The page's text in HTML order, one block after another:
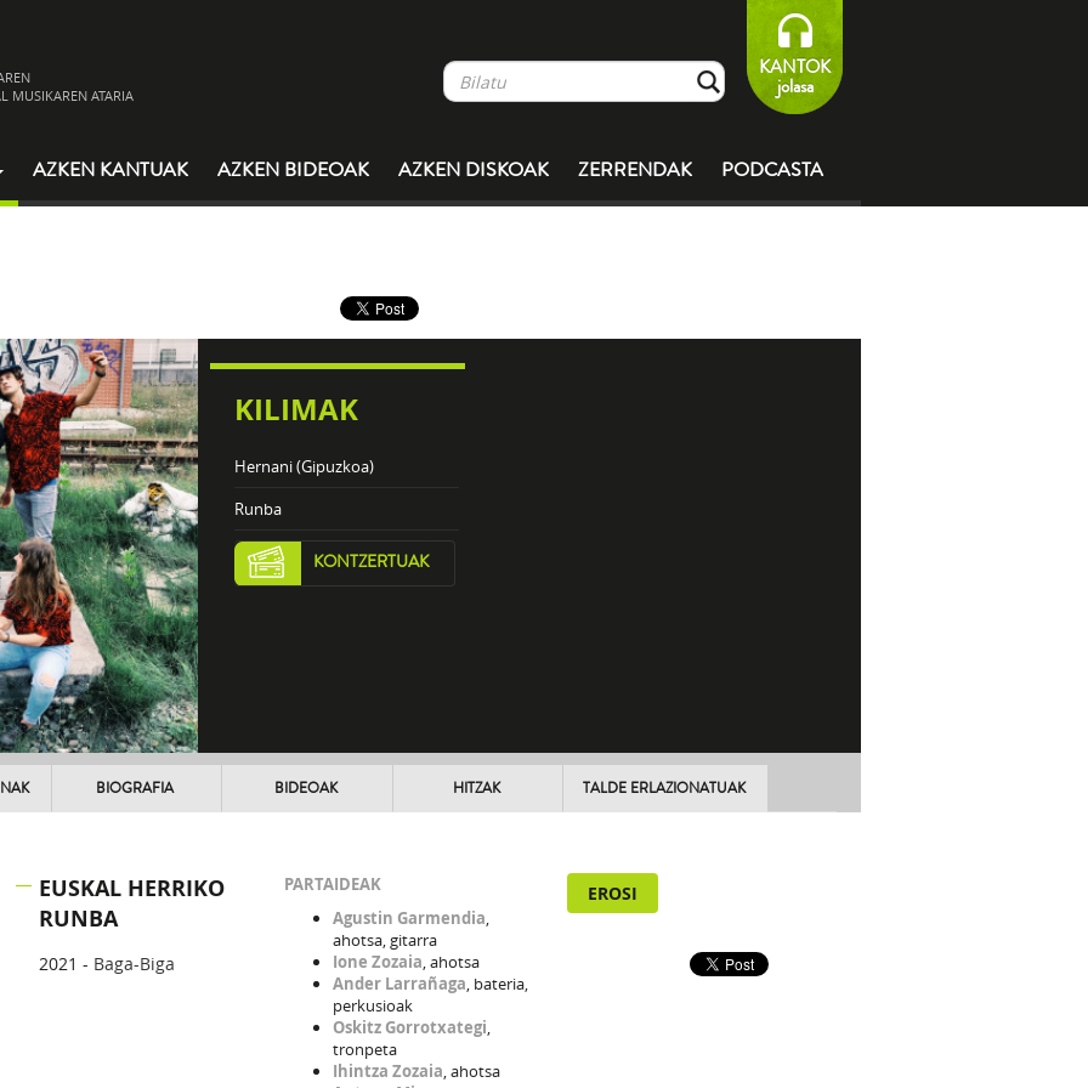
MUSIKAREN ATARIA
KANTOK
jolasa
AZKEN KANTUAK AZKEN BIDEOAK AZKEN DISKOAK ZERRENDAK PODCASTA
KILIMAK
Hernani (Gipuzkoa)
Runba
KONTZERTUAK
BIOGRAFIA BIDEOAK HITZAK TALDE ERLAZIONATUAK
EUSKAL HERRIKO
RUNBA
2021 - Baga-Biga
PARTAIDEAK
Agustin Garmendia,
ahotsa, gitarra
Ione Zozaia, ahotsa
Ander Larrañaga, bateria,
perkusioak
Oskitz Gorrotxategi,
tronpeta
Ihintza Zozaia, ahotsa
EROSI